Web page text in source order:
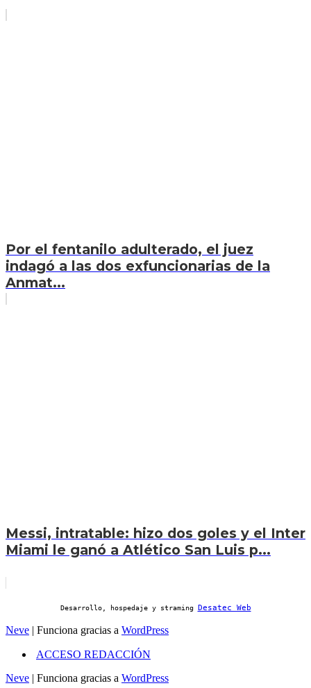
Por el fentanilo adulterado, el juez
indagó a las dos exfuncionarias de la
Anmat...
Messi, intratable: hizo dos goles y el Inter
Miami le ganó a Atlético San Luis p...
Desarrollo, hospedaje y straming Desatec Web
Neve | Funciona gracias a WordPress
ACCESO REDACCIÓN
Neve | Funciona gracias a WordPress